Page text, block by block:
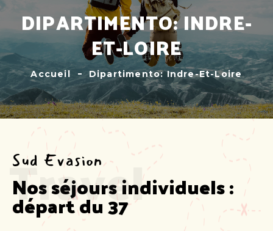
DIPARTIMENTO: INDRE-
ET-LOIRE
Accueil Dipartimento: Indre-Et-Loire
Travel
Sud Evasion
Nos séjours individuels :
départ du 37